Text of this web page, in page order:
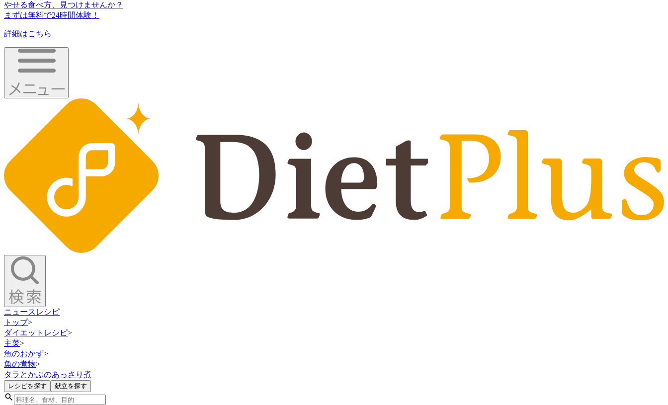
やせる食べ方、見つけませんか？
まずは無料で24時間体験！
詳細はこちら
ニュース レシピ
トップ>
ダイエットレシピ>
主菜>
魚のおかず>
魚の煮物>
タラとかぶのあっさり煮
レシピを探す 献立を探す